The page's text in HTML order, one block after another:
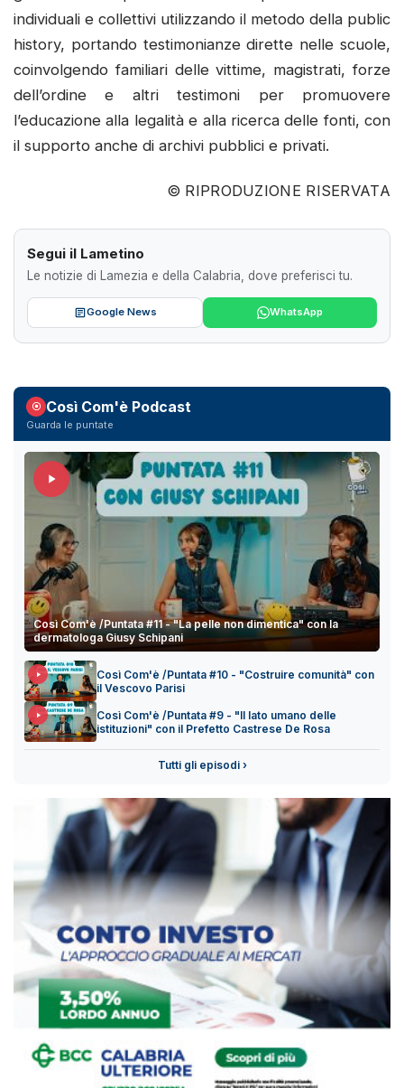
individuali e collettivi utilizzando il metodo della public
history, portando testimonianze dirette nelle scuole,
coinvolgendo familiari delle vittime, magistrati, forze
dell’ordine e altri testimoni per promuovere
l’educazione alla legalità e alla ricerca delle fonti, con
il supporto anche di archivi pubblici e privati.
© RIPRODUZIONE RISERVATA
Segui il Lametino
Le notizie di Lamezia e della Calabria, dove preferisci tu.
Google News WhatsApp
Così Com'è Podcast
Guarda le puntate
Così Com'è /Puntata #11 - "La pelle non dimentica" con la
dermatologa Giusy Schipani
Così Com'è /Puntata #10 - "Costruire comunità" con
il Vescovo Parisi
Così Com'è /Puntata #9 - "Il lato umano delle
istituzioni" con il Prefetto Castrese De Rosa
Tutti gli episodi ›